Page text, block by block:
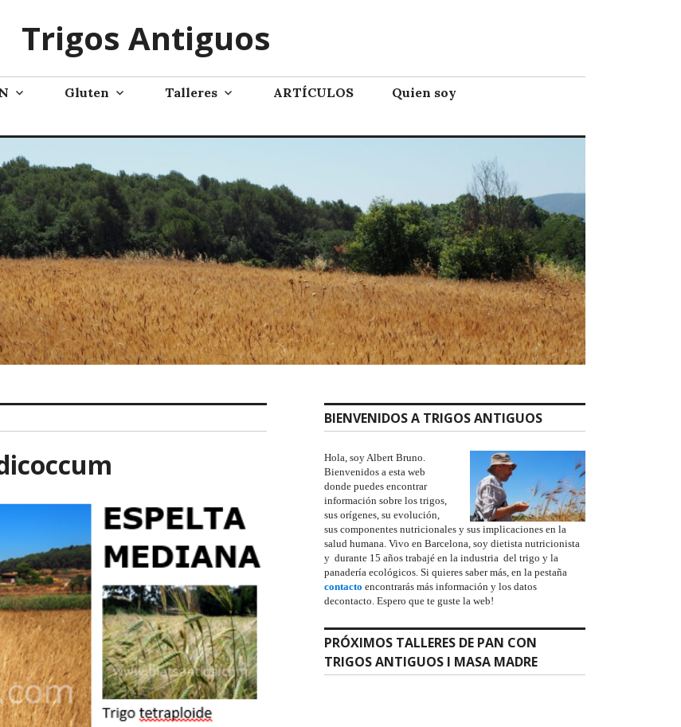
Trigos Antiguos
Gluten Talleres ARTÍCULOS
Quien soy
BIENVENIDOS A TRIGOS ANTIGUOS
Hola, soy Albert Bruno.
Bienvenidos a esta web
donde puedes encontrar
información sobre los trigos,
sus orígenes, su evolución,
sus componentes nutricionales y sus implicaciones en la
salud humana. Vivo en Barcelona, soy dietista nutricionista
y durante 15 años trabajé en la industria del trigo y la
panadería ecológicos. Si quieres saber más, en la pestaña
contacto encontrarás más información y los datos
decontacto. Espero que te guste la web!
PRÓXIMOS TALLERES DE PAN CON
TRIGOS ANTIGUOS I MASA MADRE